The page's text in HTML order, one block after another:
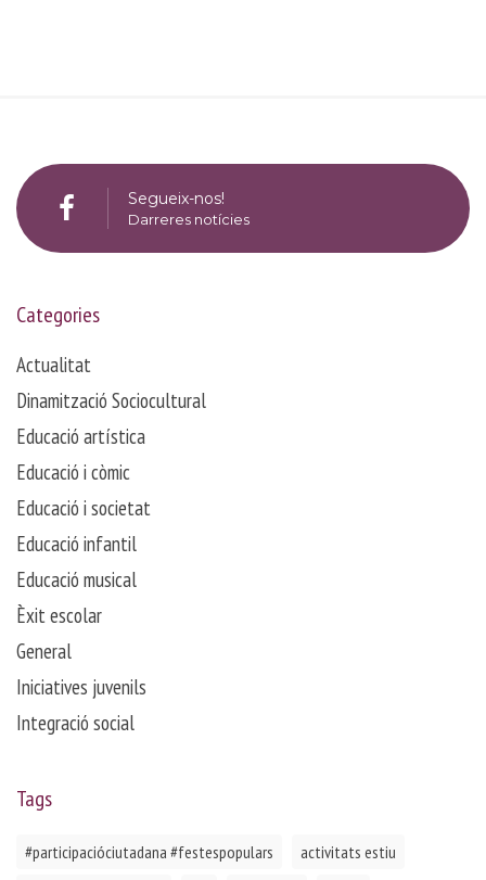
Segueix-nos!
Darreres notícies
Categories
Actualitat
Dinamització Sociocultural
Educació artística
Educació i còmic
Educació i societat
Educació infantil
Educació musical
Èxit escolar
General
Iniciatives juvenils
Integració social
Tags
#participacióciutadana #festespopulars
activitats estiu